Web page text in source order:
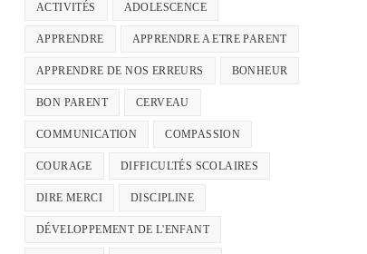
ACTIVITÉS ADOLESCENCE
APPRENDRE APPRENDRE A ETRE PARENT
APPRENDRE DE NOS ERREURS BONHEUR
BON PARENT CERVEAU
COMMUNICATION COMPASSION
COURAGE DIFFICULTÉS SCOLAIRES
DIRE MERCI DISCIPLINE
DÉVELOPPEMENT DE L'ENFANT